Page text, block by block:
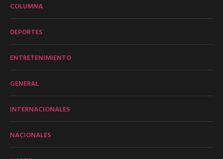
COLUMNA
DEPORTES
ENTRETENIMIENTO
GENERAL
INTERNACIONALES
NACIONALES